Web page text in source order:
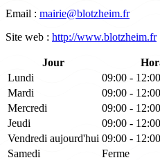
Email : mairie@blotzheim.fr
Site web : http://www.blotzheim.fr
Jour
Lundi
09:00 - 12:00
Mardi
09:00 - 12:00
Mercredi
09:00 - 12:00
Jeudi
09:00 - 12:00
Vendredi aujourd'hui 09:00 - 12:00
Samedi
Ferme